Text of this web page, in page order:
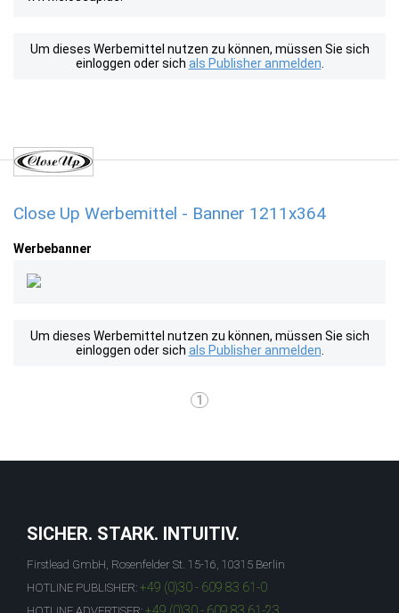
Um dieses Werbemittel nutzen zu können, müssen Sie sich
einloggen oder sich als Publisher anmelden
Close Up Werbemittel - Banner 1211x364
Werbebanner
Um dieses Werbemittel nutzen zu können, müssen Sie sich
einloggen oder sich als Publisher anmelden
1
SICHER. STARK. INTUITIV.
Firstlead GmbH, Rosenfelder St. 15-16, 10315 Berlin
HOTLINE PUBLISHER: +49 (0)30 - 609 83 61-0